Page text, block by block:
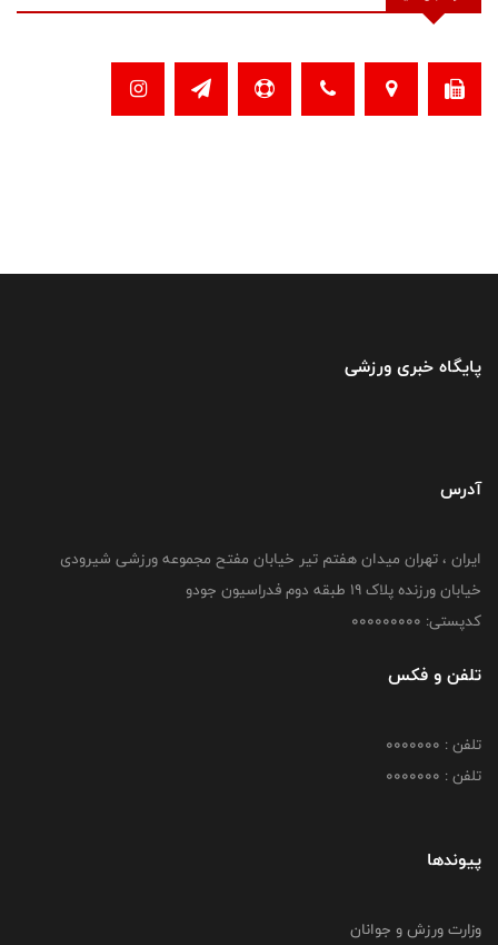
پایگاه خبری ورزشی
آدرس
ایران ، تهران میدان هفتم تیر خیابان مفتح مجموعه ورزشی شیرودی
خیابان ورزنده پلاک ۱۹ طبقه دوم فدراسیون جودو
کدپستی: 000000000
تلفن و فکس
تلفن : 0000000
تلفن : 0000000
پیوندها
وزارت ورزش و جوانان